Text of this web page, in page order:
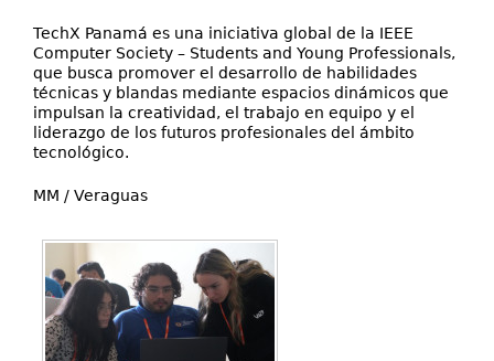
TechX Panamá es una iniciativa global de la IEEE
Computer Society – Students and Young Professionals,
que busca promover el desarrollo de habilidades
técnicas y blandas mediante espacios dinámicos que
impulsan la creatividad, el trabajo en equipo y el
liderazgo de los futuros profesionales del ámbito
tecnológico.
MM / Veraguas